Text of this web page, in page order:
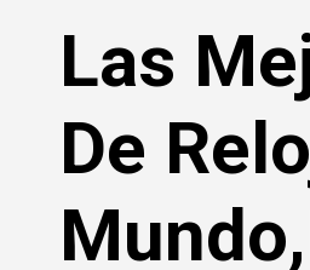
contenidoLas
De